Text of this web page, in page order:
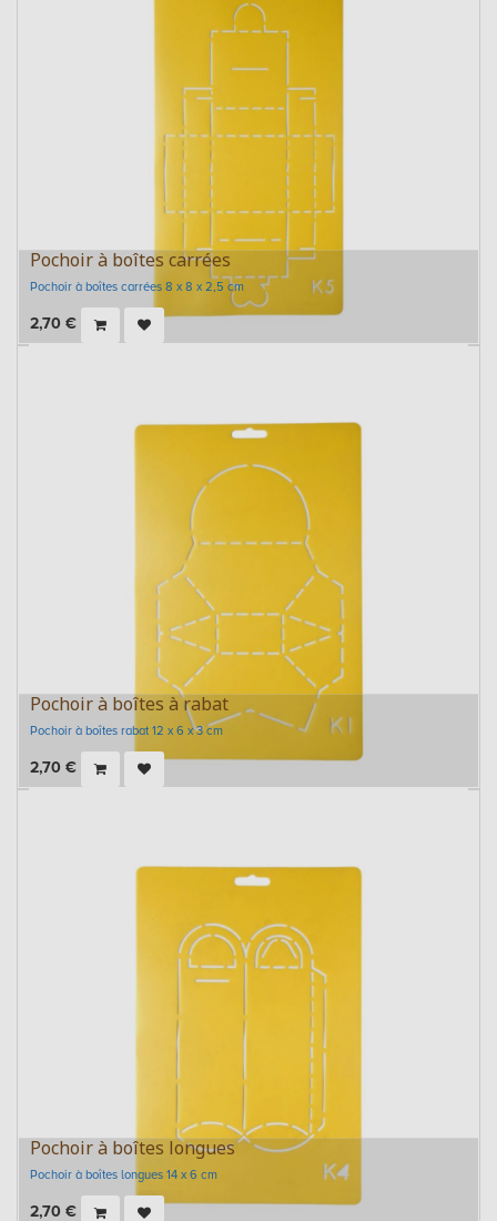
Pochoir à boîtes carrées
Pochoir à boîtes carrées 8 x 8 x 2,5 cm
2,70 €
Pochoir à boîtes à rabat
Pochoir à boîtes rabat 12 x 6 x 3 cm
2,70 €
Pochoir à boîtes longues
Pochoir à boîtes longues 14 x 6 cm
2,70 €